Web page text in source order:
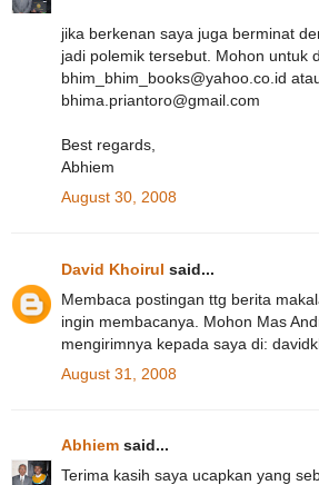
jika berkenan saya juga berminat
jadi polemik tersebut. Mohon untuk
bhim_bhim_books@yahoo.co.id
bhima.priantoro@gmail.com
Best regards,
Abhiem
August 30, 2008
David Khoirul said...
Membaca postingan ttg berita
ingin membacanya. Mohon Mas
mengirimnya kepada saya di:
August 31, 2008
Abhiem said...
Terima kasih saya ucapkan yang